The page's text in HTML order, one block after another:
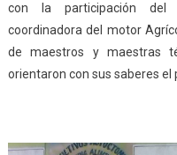
con la participación del
coordinadora del motor
de maestros y maestras
orientaron con sus saberes el